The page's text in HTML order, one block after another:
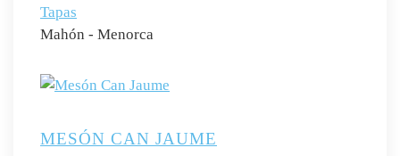
Tapas
Mahón - Menorca
MESÓN CAN JAUME